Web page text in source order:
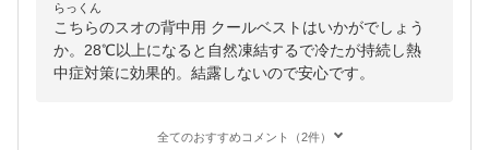
らっくん
こちらのスオの背中用 クールベストはいかがでしょう
か。28℃以上になると自然凍結するで冷たが持続し熱
中症対策に効果的。結露しないので安心です。
全てのおすすめコメント（2件）